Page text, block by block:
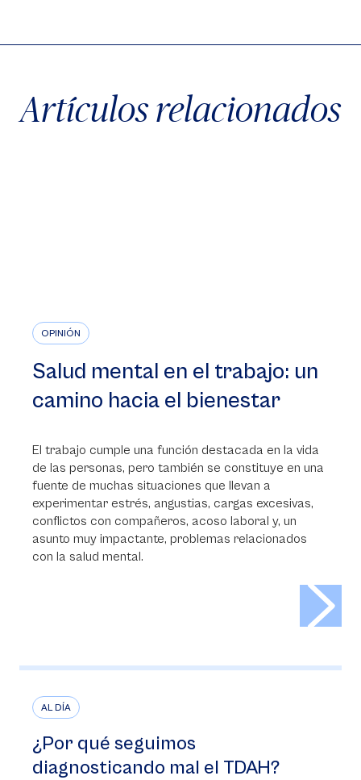
Artículos relacionados
OPINIÓN
Salud mental en el trabajo: un
camino hacia el bienestar
El trabajo cumple una función destacada en la vida
de las personas, pero también se constituye en una
fuente de muchas situaciones que llevan a
experimentar estrés, angustias, cargas excesivas,
conflictos con compañeros, acoso laboral y, un
asunto muy impactante, problemas relacionados
con la salud mental.
AL DÍA
¿Por qué seguimos
diagnosticando mal el TDAH?